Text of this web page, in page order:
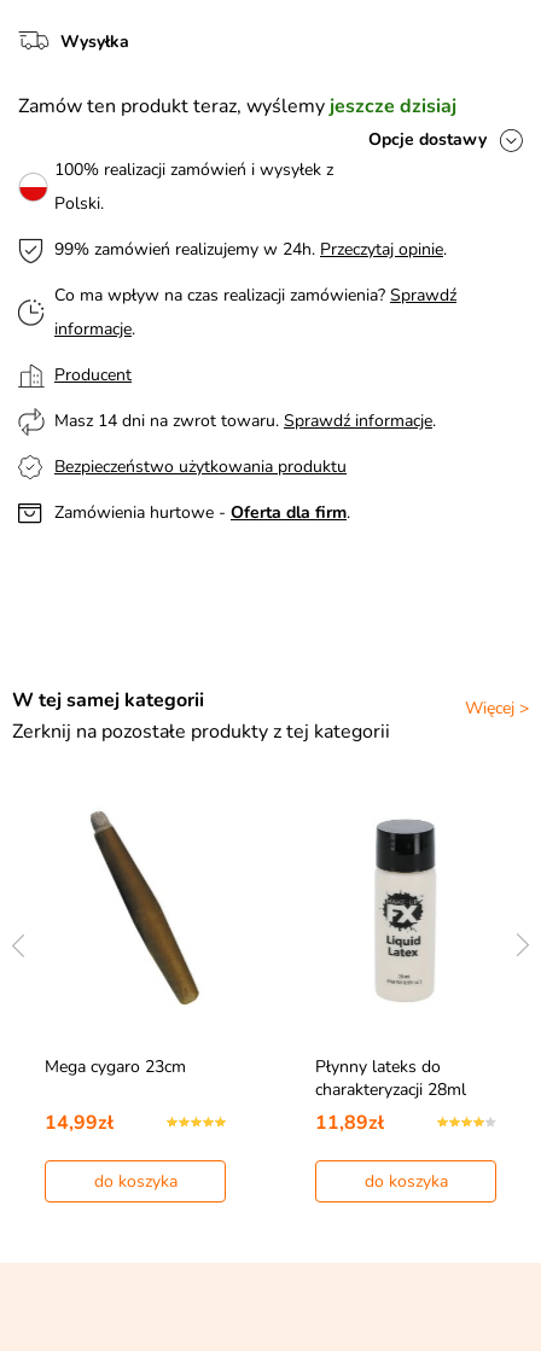
Wysyłka
Zamów ten produkt teraz, wyślemy jeszcze dzisiaj
Opcje dostawy
100% realizacji zamówień i wysyłek z
Polski.
99% zamówień realizujemy w 24h. Przeczytaj opinie.
Co ma wpływ na czas realizacji zamówienia? Sprawdź
informacje.
Producent
Masz 14 dni na zwrot towaru. Sprawdź informacje.
Bezpieczeństwo użytkowania produktu
Zamówienia hurtowe - Oferta dla firm.
Więcej >
W tej samej kategorii
Zerknij na pozostałe produkty z tej kategorii
Mega cygaro 23cm
14,99zł
do koszyka
Płynny lateks do
charakteryzacji 28ml
11,89zł
do koszyka